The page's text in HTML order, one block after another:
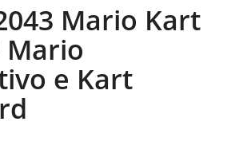
Mario Kart
Mario
e Kart